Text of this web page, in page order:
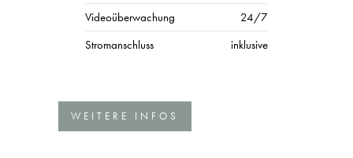
Videoüberwachung
24/7
Stromanschluss
inklusive
WEITERE INFOS